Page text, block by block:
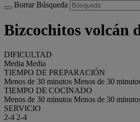
Borrar Búsqueda
Bizcochitos volcán
DIFICULTAD
Media Media
TIEMPO DE PREPARACIÓN
Menos de 30 minutos Menos de 30
TIEMPO DE COCINADO
Menos de 30 minutos Menos de 30
SERVICIO
2-4 2-4